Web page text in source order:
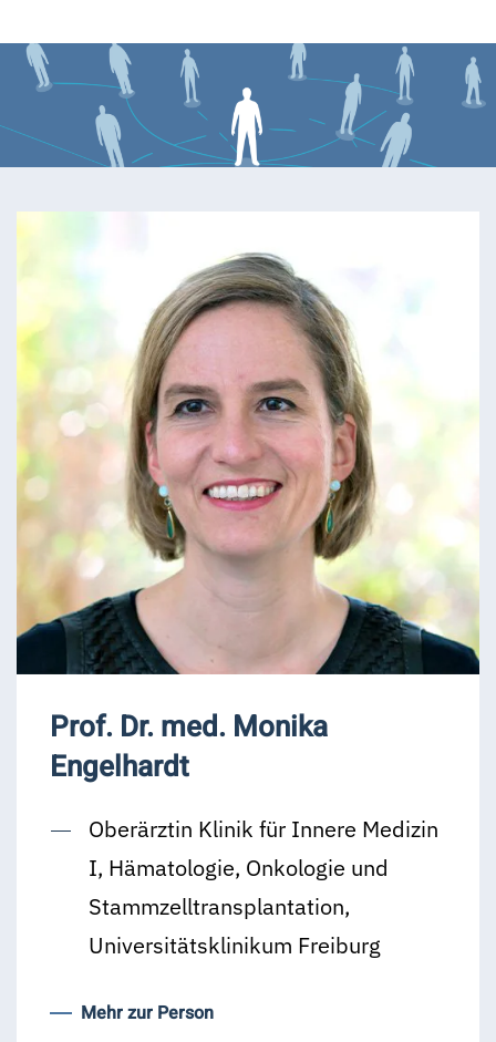
Prof. Dr. med. Monika
Engelhardt
Oberärztin Klinik für Innere Medizin
I, Hämatologie, Onkologie und
Stammzelltransplantation,
Universitätsklinikum Freiburg
Mehr zur Person